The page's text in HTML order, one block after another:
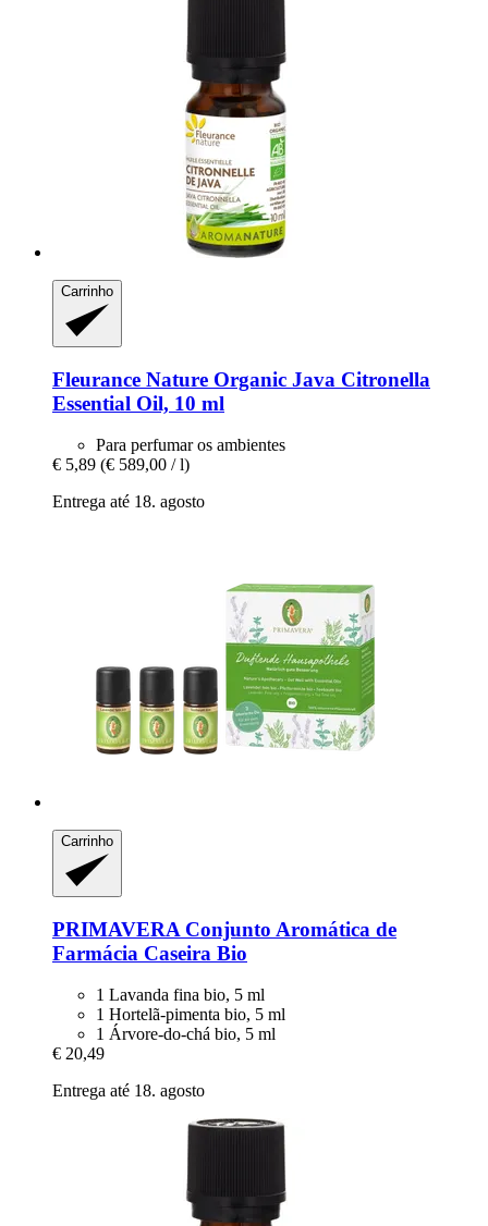
Carrinho
Fleurance Nature Organic Java Citronella
Essential Oil, 10 ml
Para perfumar os ambientes
€ 5,89 (€ 589,00 / l)
Entrega até 18. agosto
Carrinho
PRIMAVERA Conjunto Aromática de
Farmácia Caseira Bio
1 Lavanda fina bio, 5 ml
1 Hortelã-pimenta bio, 5 ml
1 Árvore-do-chá bio, 5 ml
€ 20,49
Entrega até 18. agosto